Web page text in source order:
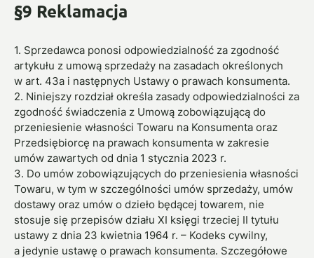
§9 Reklamacja
1. Sprzedawca ponosi odpowiedzialność za zgodność
artykułu z umową sprzedaży na zasadach określonych
w art. 43a i następnych Ustawy o prawach konsumenta.
2. Niniejszy rozdział określa zasady odpowiedzialności za
zgodność świadczenia z Umową zobowiązującą do
przeniesienie własności Towaru na Konsumenta oraz
Przedsiębiorcę na prawach konsumenta w zakresie
umów zawartych od dnia 1 stycznia 2023 r.
3. Do umów zobowiązujących do przeniesienia własności
Towaru, w tym w szczególności umów sprzedaży, umów
dostawy oraz umów o dzieło będącej towarem, nie
stosuje się przepisów działu XI księgi trzeciej II tytułu
ustawy z dnia 23 kwietnia 1964 r. – Kodeks cywilny,
a jedynie ustawę o prawach konsumenta. Szczegółowe